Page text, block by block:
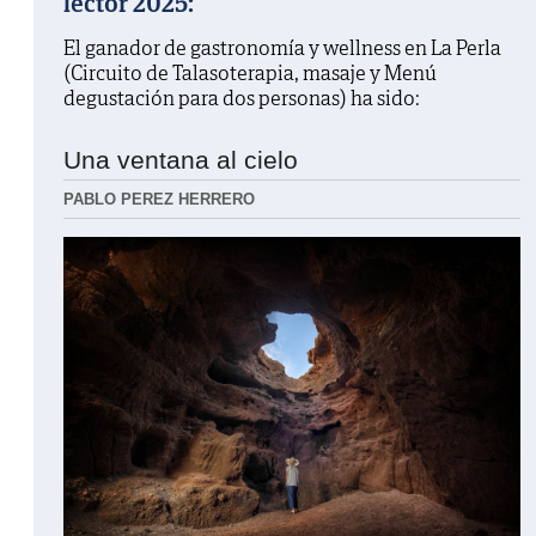
El ganador de gastronomía y wellness en La Perla
(Circuito de Talasoterapia, masaje y Menú
degustación para dos personas) ha sido:
Una ventana al cielo
PABLO PEREZ HERRERO